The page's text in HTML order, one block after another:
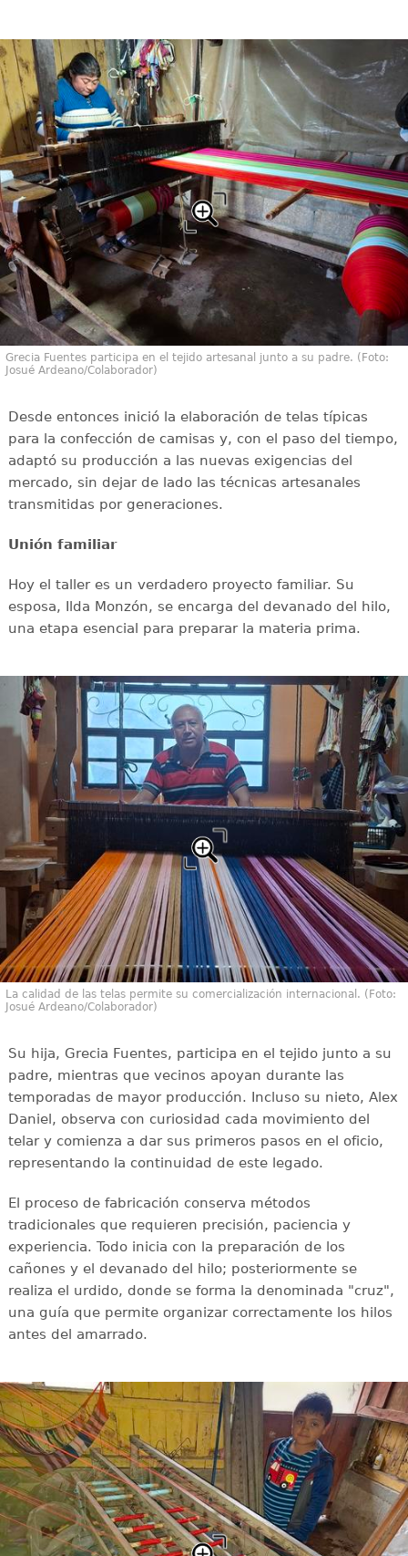
Grecia Fuentes participa en el tejido artesanal junto a su padre. (Foto:
Josué Ardeano/Colaborador)
Desde entonces inició la elaboración de telas típicas
para la confección de camisas y, con el paso del tiempo,
adaptó su producción a las nuevas exigencias del
mercado, sin dejar de lado las técnicas artesanales
transmitidas por generaciones.
Unión familiar
Hoy el taller es un verdadero proyecto familiar. Su
esposa, Ilda Monzón, se encarga del devanado del hilo,
una etapa esencial para preparar la materia prima.
La calidad de las telas permite su comercialización internacional. (Foto:
Josué Ardeano/Colaborador)
Su hija, Grecia Fuentes, participa en el tejido junto a su
padre, mientras que vecinos apoyan durante las
temporadas de mayor producción. Incluso su nieto, Alex
Daniel, observa con curiosidad cada movimiento del
telar y comienza a dar sus primeros pasos en el oficio,
representando la continuidad de este legado.
El proceso de fabricación conserva métodos
tradicionales que requieren precisión, paciencia y
experiencia. Todo inicia con la preparación de los
cañones y el devanado del hilo; posteriormente se
realiza el urdido, donde se forma la denominada "cruz",
una guía que permite organizar correctamente los hilos
antes del amarrado.